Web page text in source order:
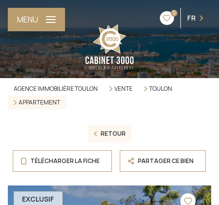
0
FR
MENU
AGENCE IMMOBILIÈRE TOULON VENTE
TOULON
APPARTEMENT
RETOUR
TÉLÉCHARGER LA FICHE PARTAGER CE BIEN
EXCLUSIF